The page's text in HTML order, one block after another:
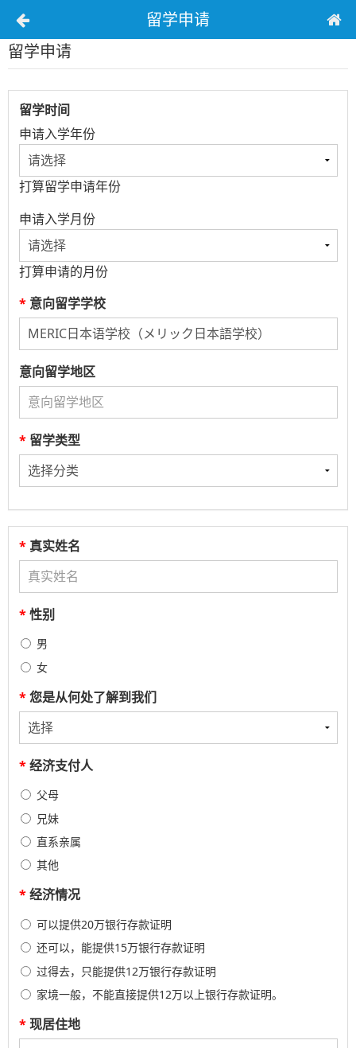
留学申请
留学申请
留学时间
申请入学年份
打算留学申请年份
申请入学月份
打算申请的月份
*意向留学学校
意向留学地区
*留学类型
*真实姓名
*性别
男
女
*您是从何处了解到我们
*经济支付人
父母
兄妹
直系亲属
其他
*经济情况
可以提供20万银行存款证明
还可以，能提供15万银行存款证明
过得去，只能提供12万银行存款证明
家境一般，不能直接提供12万以上银行存款证明。
*现居住地